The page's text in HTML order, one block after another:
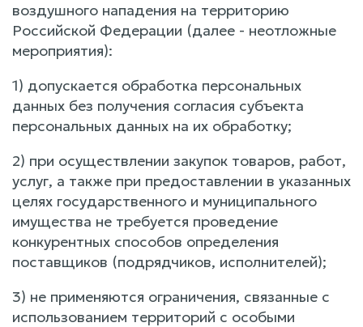
воздушного нападения на территорию
Российской Федерации (далее - неотложные
мероприятия):
1) допускается обработка персональных
данных без получения согласия субъекта
персональных данных на их обработку;
2) при осуществлении закупок товаров, работ,
услуг, а также при предоставлении в указанных
целях государственного и муниципального
имущества не требуется проведение
конкурентных способов определения
поставщиков (подрядчиков, исполнителей);
3) не применяются ограничения, связанные с
использованием территорий с особыми